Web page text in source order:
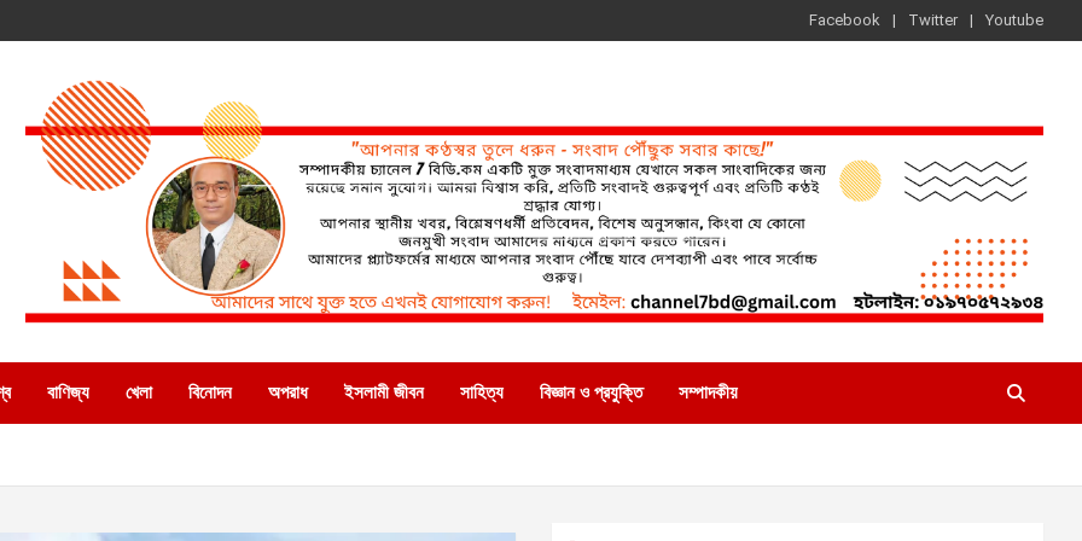
Facebook Twitter Youtube
বাণিজ্য খেলা বিনোদন অপরাধ ইসলামী জীবন সাহিত্য বিজ্ঞান ও প্রযুক্তি সম্পাদকীয়